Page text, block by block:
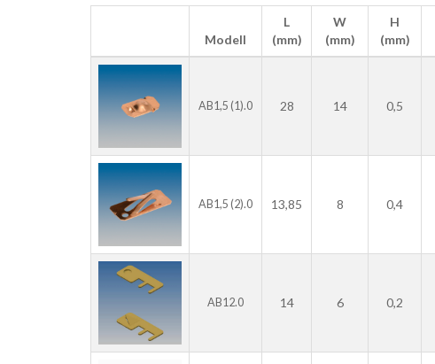
Modell
L
(mm)
W
(mm)
H
(mm)
AB1,5 (1).0 28 14 0,5
AB1,5 (2).0 13,85 8 0,4
AB12.0 14 6 0,2